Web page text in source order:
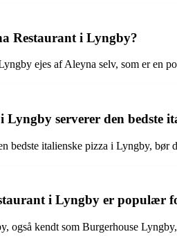
Restaurant i Lyngby?
ejes af Aleyna selv, som er en
serverer den bedste
bedste italienske pizza i Lyngby, bør
i Lyngby er populær
også kendt som Burgerhouse